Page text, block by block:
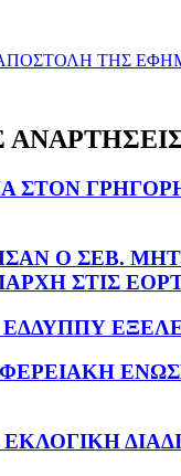
ΤΗΣ
ΣΤΟΝ
Ο ΣΕΒ.
ΣΤΙΣ